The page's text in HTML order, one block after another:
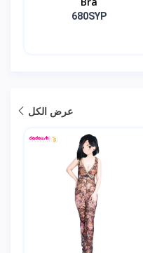
680SYP
عرض الكل